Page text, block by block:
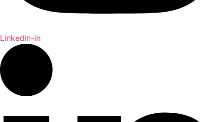
Linkedin-in